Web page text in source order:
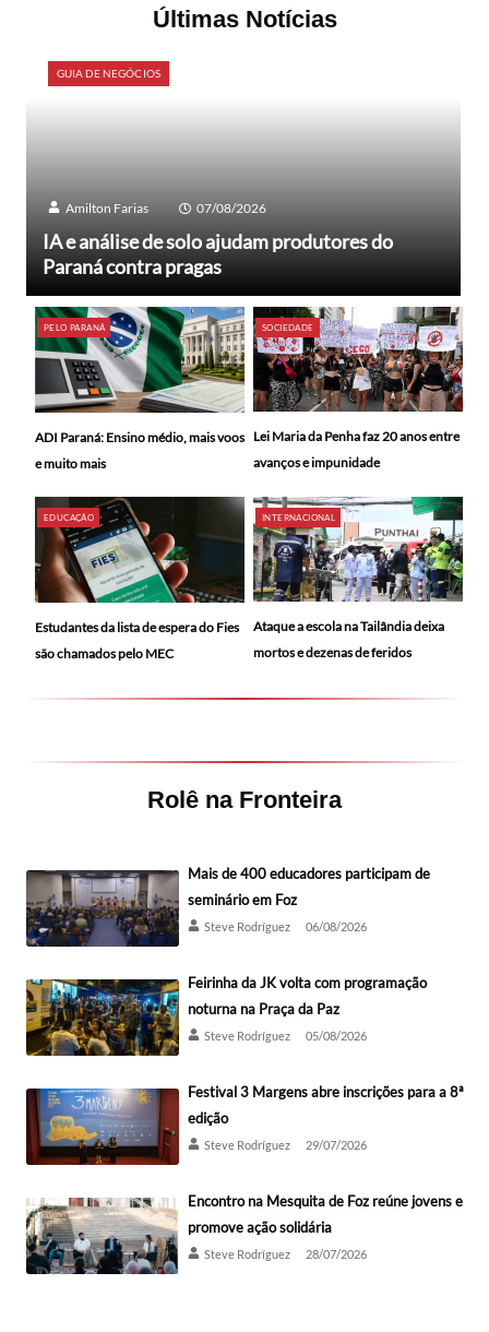
Últimas Notícias
GUIA DE NEGÓCIOS
Amilton Farias 07/08/2026
IA e análise de solo ajudam produtores do
Paraná contra pragas
PELO PARANÁ
ADI Paraná: Ensino médio, mais voos
e muito mais
SOCIEDADE
Lei Maria da Penha faz 20 anos entre
avanços e impunidade
EDUCAÇÃO
Estudantes da lista de espera do Fies
são chamados pelo MEC
INTERNACIONAL
Ataque a escola na Tailândia deixa
mortos e dezenas de feridos
Rolê na Fronteira
Mais de 400 educadores participam de
seminário em Foz
Steve Rodríguez 06/08/2026
Feirinha da JK volta com programação
noturna na Praça da Paz
Steve Rodríguez 05/08/2026
Festival 3 Margens abre inscrições para a 8ª
edição
Steve Rodríguez 29/07/2026
Encontro na Mesquita de Foz reúne jovens e
promove ação solidária
Steve Rodríguez 28/07/2026